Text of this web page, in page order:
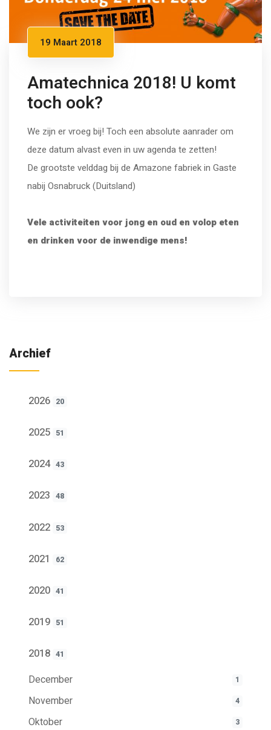
19 Maart 2018
Amatechnica 2018! U komt
toch ook?
We zijn er vroeg bij! Toch een absolute aanrader om
deze datum alvast even in uw agenda te zetten!
De grootste velddag bij de Amazone fabriek in Gaste
nabij Osnabruck (Duitsland)
Vele activiteiten voor jong en oud en volop eten
en drinken voor de inwendige mens!
Archief
2026 20
2025 51
2024 43
2023 48
2022 53
2021 62
2020 41
2019 51
2018 41
December 1
November 4
Oktober 3